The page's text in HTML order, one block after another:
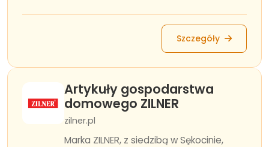
Szczegóły
Artykuły gospodarstwa
domowego ZILNER
zilner.pl
Marka ZILNER, z siedzibą w Sękocinie,